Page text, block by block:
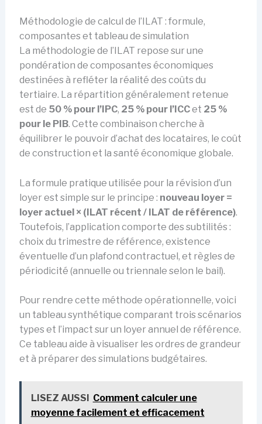
Méthodologie de calcul de l’ILAT : formule,
composantes et tableau de simulation
La méthodologie de l’ILAT repose sur une
pondération de composantes économiques
destinées à refléter la réalité des coûts du
tertiaire. La répartition généralement retenue
est de 50 % pour l’IPC, 25 % pour l’ICCet 25 %
pour le PIB. Cette combinaison cherche à
équilibrer le pouvoir d’achat des locataires, le coût
de construction et la santé économique globale.
La formule pratique utilisée pour la révision d’un
loyer est simple sur le principe : nouveau loyer =
loyer actuel × (ILAT récent / ILAT de référence).
Toutefois, l’application comporte des subtilités :
choix du trimestre de référence, existence
éventuelle d’un plafond contractuel, et règles de
périodicité (annuelle ou triennale selon le bail).
Pour rendre cette méthode opérationnelle, voici
un tableau synthétique comparant trois scénarios
types et l’impact sur un loyer annuel de référence.
Ce tableau aide à visualiser les ordres de grandeur
et à préparer des simulations budgétaires.
LISEZ AUSSI Comment calculer une
moyenne facilement et efficacement